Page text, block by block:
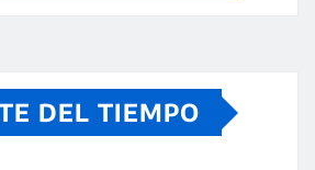
DEL TIEMPO